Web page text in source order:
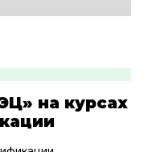
на курсах